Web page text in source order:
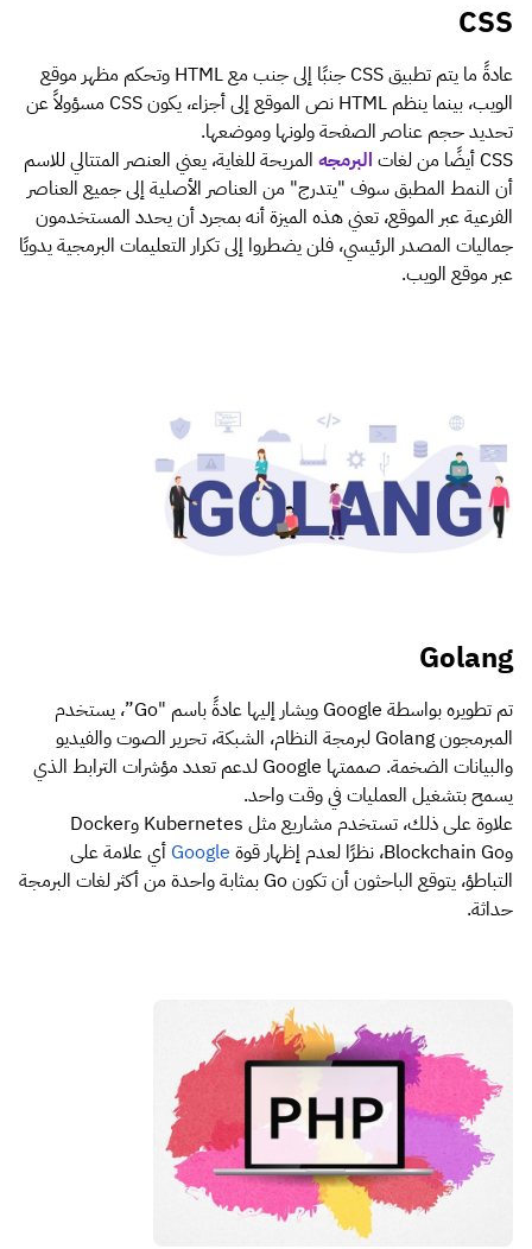
CSS
عادةً ما يتم تطبيق CSS جنبًا إلى جنب مع HTML وتحكم مظهر موقع
الويب، بينما ينظم HTML نص الموقع إلى أجزاء، يكون CSS مسؤولاً عن
تحديد حجم عناصر الصفحة ولونها وموضعها.
CSS أيضًا من لغات
البرمجه المريحة للغاية، يعني العنصر المتتالي للاسم
أن النمط المطبق سوف "يتدرج" من العناصر الأصلية إلى جميع العناصر
الفرعية عبر الموقع، تعني هذه الميزة أنه بمجرد أن يحدد المستخدمون
جماليات المصدر الرئيسي، فلن يضطروا إلى تكرار التعليمات البرمجية يدويًا
عبر موقع الويب.
Golang
تم تطويره بواسطة Google ويشار إليها عادةً باسم "Go”، يستخدم
المبرمجون Golang لبرمجة النظام، الشبكة، تحرير الصوت والفيديو
والبيانات الضخمة. صممتها Google لدعم تعدد مؤشرات الترابط الذي
يسمح بتشغيل العمليات في وقت واحد.
علاوة على ذلك، تستخدم مشاريع مثل Kubernetes وDocker
وBlockchain Go، نظرًا لعدم إظهار قوة
Google أي علامة على
التباطؤ، يتوقع الباحثون أن تكون Go بمثابة واحدة من أكثر لغات البرمجة
حداثة.